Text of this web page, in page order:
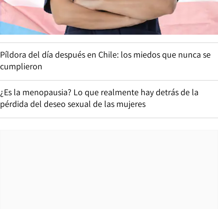
Píldora del día después en Chile: los miedos que nunca se
cumplieron
¿Es la menopausia? Lo que realmente hay detrás de la
pérdida del deseo sexual de las mujeres